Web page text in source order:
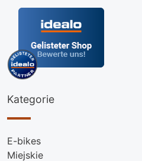
Kategorie
E-bikes
Miejskie